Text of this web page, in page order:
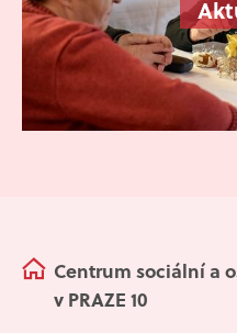
Centrum sociální a
v PRAZE 10